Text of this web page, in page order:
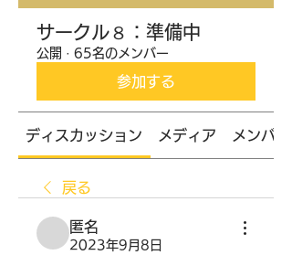
サークル８：準備中
公開 · 65名のメンバー
参加する
ディスカッション メディア メンバー
戻る
匿名
2023年9月8日